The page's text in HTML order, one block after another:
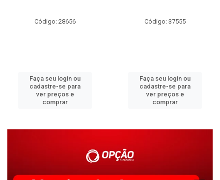
Código: 28656
Faça seu login ou
cadastre-se para
ver preços e
comprar
Código: 37555
Faça seu login ou
cadastre-se para
ver preços e
comprar